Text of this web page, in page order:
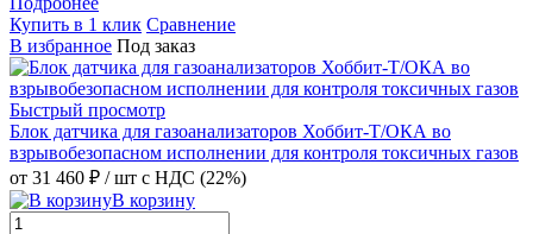
Купить в 1 клик Сравнение
В избранное Под заказ
Быстрый просмотр
Блок датчика для газоанализаторов Хоббит-Т/ОКА во
взрывобезопасном исполнении для контроля токсичных газов
от 31 460 ₽ / шт с НДС (22%)
В корзину